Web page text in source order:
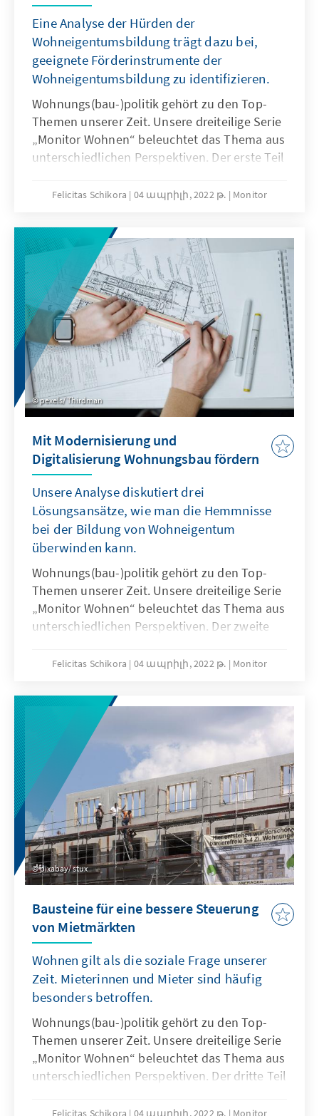
Eine Analyse der Hürden der
Wohneigentumsbildung trägt dazu bei,
geeignete Förderinstrumente der
Wohneigentumsbildung zu identifizieren.
Wohnungs(bau-)politik gehört zu den Top-
Themen unserer Zeit. Unsere dreiteilige Serie
„Monitor Wohnen“ beleuchtet das Thema aus
unterschiedlichen Perspektiven. Der erste Teil
abhalten, Wohneigentum aufzubauen.
Felicitas Schikora 04 ապրիլի, 2022 թ. Monitor
pexels/ Thirdman
Mit Modernisierung und
Digitalisierung Wohnungsbau fördern
Unsere Analyse diskutiert drei
Lösungsansätze, wie man die Hemmnisse
bei der Bildung von Wohneigentum
überwinden kann.
Wohnungs(bau-)politik gehört zu den Top-
Themen unserer Zeit. Unsere dreiteilige Serie
„Monitor Wohnen“ beleuchtet das Thema aus
unterschiedlichen Perspektiven. Der zweite
Wohnungsbau mithilfe von Modernisierung
Felicitas Schikora 04 ապրիլի, 2022 թ. Monitor
pixabay/ stux
Bausteine für eine bessere Steuerung
von Mietmärkten
Wohnen gilt als die soziale Frage unserer
Zeit. Mieterinnen und Mieter sind häufig
besonders betroffen.
Wohnungs(bau-)politik gehört zu den Top-
Themen unserer Zeit. Unsere dreiteilige Serie
„Monitor Wohnen“ beleuchtet das Thema aus
unterschiedlichen Perspektiven. Der dritte Teil
Maßnahmen existiert, die versucht,